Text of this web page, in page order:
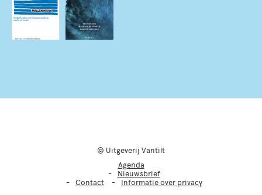
© Uitgeverij Vantilt
Agenda
Nieuwsbrief
Contact
Informatie over privacy